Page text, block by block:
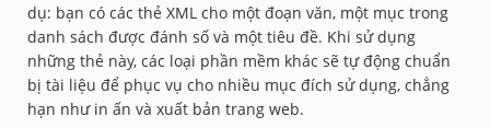
dụ: bạn có các thẻ XML cho một đoạn văn, một mục trong
danh sách được đánh số và một tiêu đề. Khi sử dụng
những thẻ này, các loại phần mềm khác sẽ tự động chuẩn
bị tài liệu để phục vụ cho nhiều mục đích sử dụng, chẳng
hạn như in ấn và xuất bản trang web.